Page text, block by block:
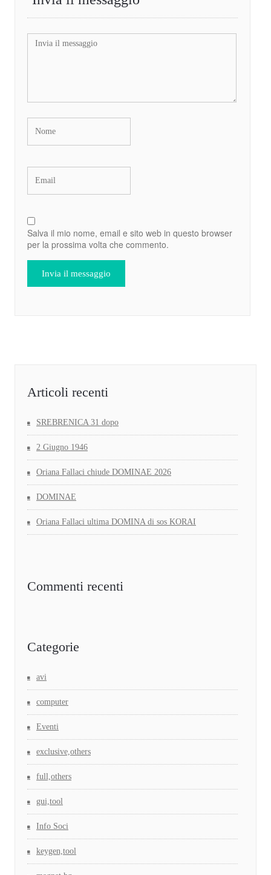
Salva il mio nome, email e sito web in questo browser
per la prossima volta che commento.
Articoli recenti
SREBRENICA 31 dopo
2 Giugno 1946
Oriana Fallaci chiude DOMINAE 2026
DOMINAE
Oriana Fallaci ultima DOMINA di sos KORAI
Commenti recenti
Categorie
avi
computer
Eventi
exclusive,others
full,others
gui,tool
Info Soci
keygen,tool